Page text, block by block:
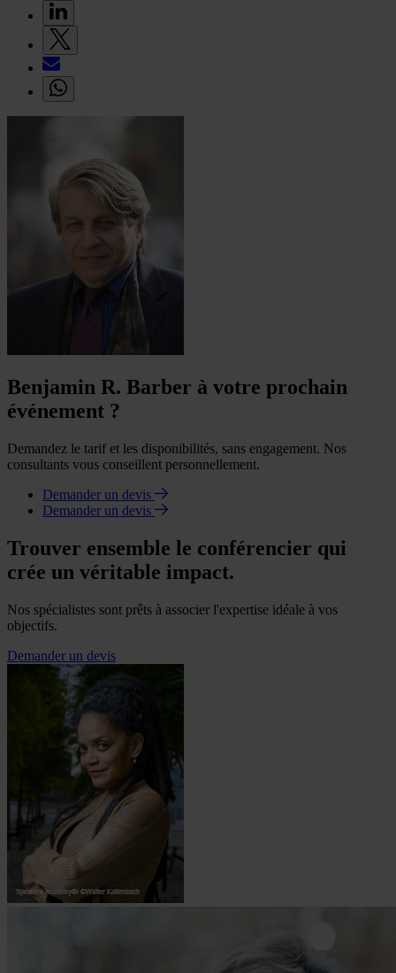
Benjamin R. Barber à votre prochain
événement ?
Demandez le tarif et les disponibilités, sans engagement. Nos
consultants vous conseillent personnellement.
Demander un devis
Demander un devis
Trouver ensemble le conférencier qui
crée un véritable impact.
Nos spécialistes sont prêts à associer l'expertise idéale à vos
objectifs.
Demander un devis